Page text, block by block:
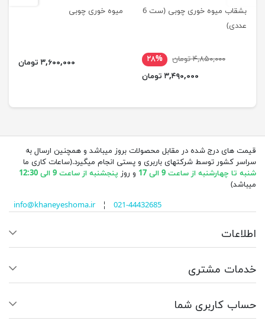
بشقاب میوه خوری چوبی (ست 6
عددی)
۴,۸۵۰,۰۰۰ تومان
۲۸%
۳,۴۹۰,۰۰۰ تومان
میوه خوری چوبی
۳,۶۰۰,۰۰۰ تومان
قیمت های درج شده در مقابل محصولات بروز میباشد و همچنین ارسال به
سراسر کشور توسط شرکتهای باربری و پستی انجام میگیرد.(ساعات کاری ما
شنبه تا چهارشنبه از ساعت 9 الی 17
و روز پنجشنبه از ساعت 9 الی 12:30
میباشد)
info@khaneyeshoma.ir¦ 021-44432685
اطلاعات
خدمات مشتری
حساب کاربری شما